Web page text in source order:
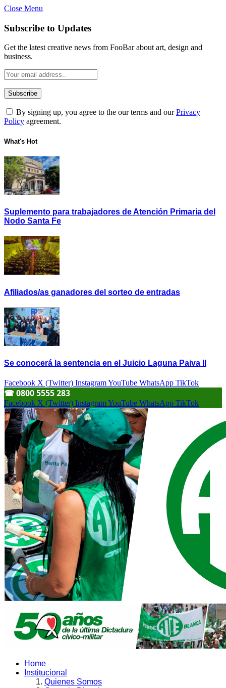
Close Menu
Subscribe to Updates
Get the latest creative news from FooBar about art, design and
business.
By signing up, you agree to the our terms and ourPrivacy
Policy agreement.
What's Hot
Suplemento para trabajadores de Atención Primaria del
Nodo Santa Fe
Afiliados/as ganadores del sorteo de entradas
Se conocerá la sentencia en el Juicio Laguna Paiva II
Facebook X (Twitter) InstagramYouTube WhatsApp TikTok
☎︎ 0800 5555 283
Facebook X (Twitter) InstagramYouTube WhatsApp TikTok
Home
Institucional
Quienes Somos